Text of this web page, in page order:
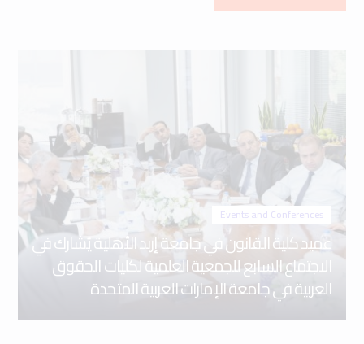
Events and Conferences
عميد كلية القانون في جامعة إربد الأهلية يُشارك في
الاجتماع السابع للجمعية العلمية لكليات الحقوق
العربية في جامعة الإمارات العربية المتحدة